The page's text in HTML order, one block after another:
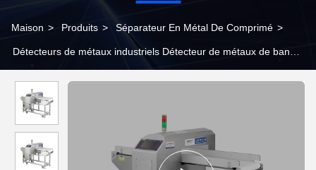
Maison > Produits > Séparateur En Métal De Comprimé >
Détecteurs de métaux industriels Détecteur de métaux de bande
Tran